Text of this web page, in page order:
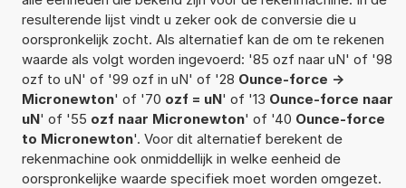
resulterende lijst vindt u zeker ook de conversie die u
oorspronkelijk zocht. Als alternatief kan de om te rekenen
waarde als volgt worden ingevoerd: '85 ozf naar uN' of '98
ozf to uN' of '99 ozf in uN' of '28 Ounce-force ->
Micronewton' of '70 ozf = uN' of '13 Ounce-force naar
uN' of '55 ozf naar Micronewton' of '40 Ounce-force
to Micronewton'. Voor dit alternatief berekent de
rekenmachine ook onmiddellijk in welke eenheid de
oorspronkelijke waarde specifiek moet worden omgezet.